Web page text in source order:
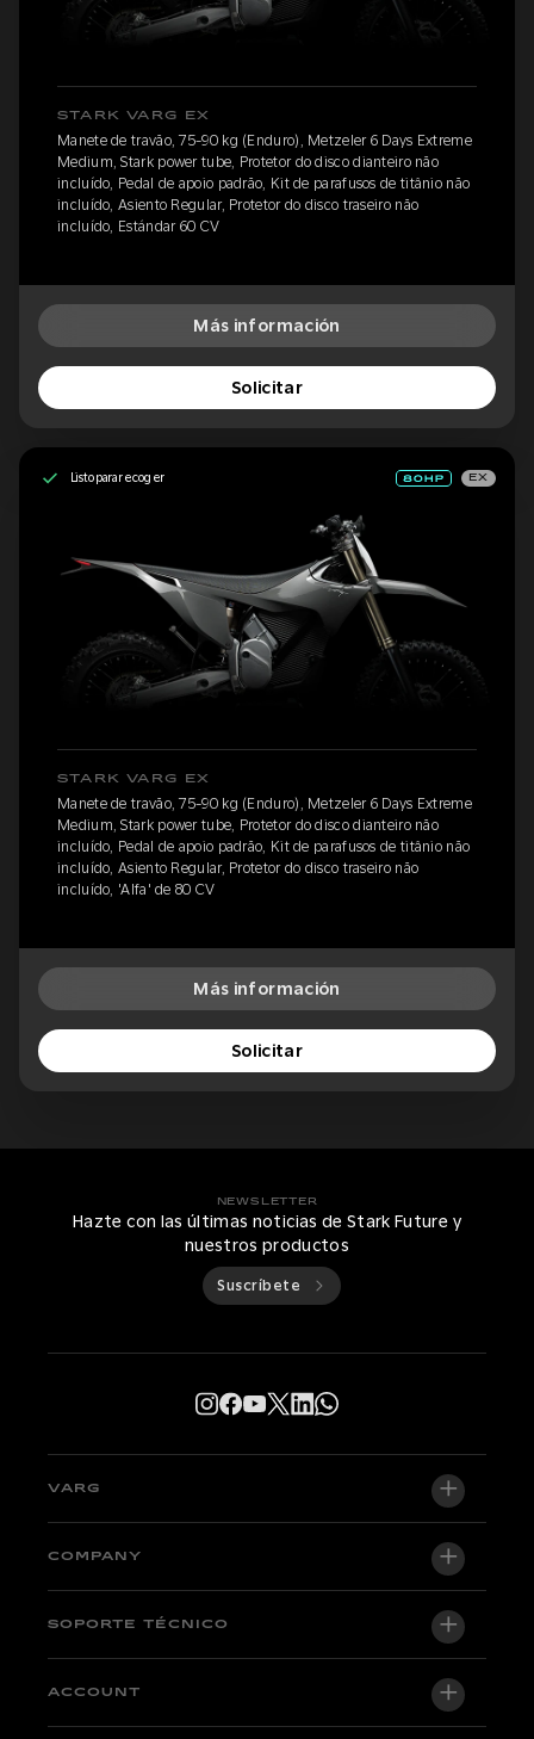
STARK VARG EX
Manete de travão, 75-90 kg (Enduro), Metzeler 6 Days Extreme
Medium, Stark power tube, Protetor do disco dianteiro não
incluído, Pedal de apoio padrão, Kit de parafusos de titânio não
incluído, Asiento Regular, Protetor do disco traseiro não
incluído, Estándar 60 CV
Más información
Solicitar
Listo para recoger EX
STARK VARG EX
Manete de travão, 75-90 kg (Enduro), Metzeler 6 Days Extreme
Medium, Stark power tube, Protetor do disco dianteiro não
incluído, Pedal de apoio padrão, Kit de parafusos de titânio não
incluído, Asiento Regular, Protetor do disco traseiro não
incluído, 'Alfa' de 80 CV
Más información
Solicitar
NEWSLETTER
Hazte con las últimas noticias de Stark Future y
nuestros productos
Suscríbete
VARG
VARG EX
Factory Edition
Motos en stock
COMPANY
Quiénes somos
SOPORTE TÉCNICO
Soporte central
ACCOUNT